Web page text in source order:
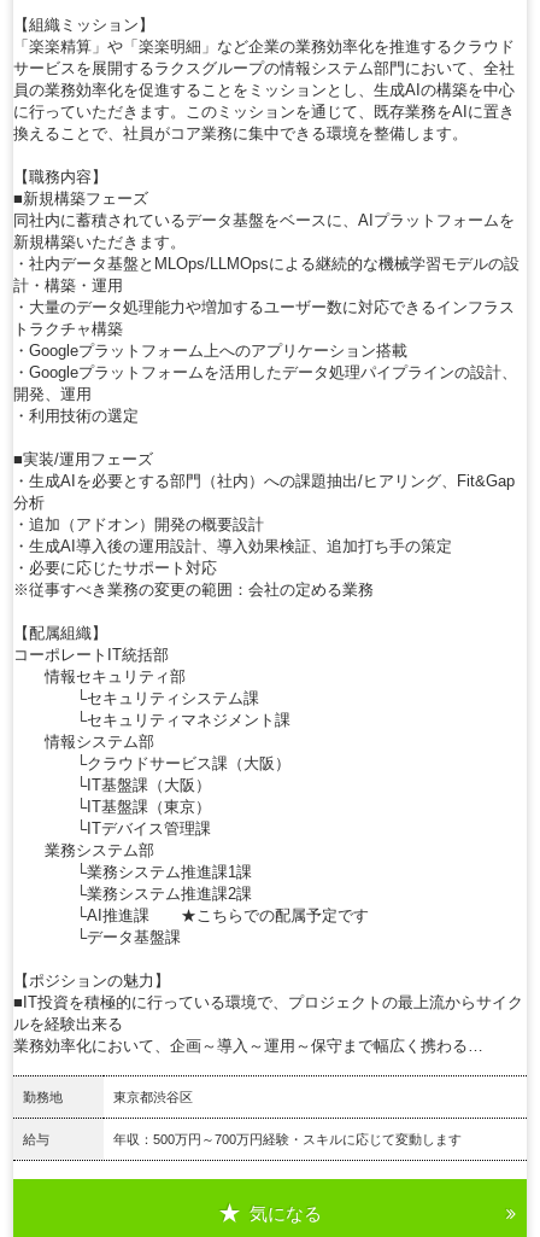
【組織ミッション】
「楽楽精算」や「楽楽明細」など企業の業務効率化を推進するクラウド
サービスを展開するラクスグループの情報システム部門において、全社
員の業務効率化を促進することをミッションとし、生成AIの構築を中心
に行っていただきます。このミッションを通じて、既存業務をAIに置き
換えることで、社員がコア業務に集中できる環境を整備します。
【職務内容】
■新規構築フェーズ
同社内に蓄積されているデータ基盤をベースに、AIプラットフォームを
新規構築いただきます。
・社内データ基盤とMLOps/LLMOpsによる継続的な機械学習モデルの設
計・構築・運用
・大量のデータ処理能力や増加するユーザー数に対応できるインフラス
トラクチャ構築
・Googleプラットフォーム上へのアプリケーション搭載
・Googleプラットフォームを活用したデータ処理パイプラインの設計、
開発、運用
・利用技術の選定
■実装/運用フェーズ
・生成AIを必要とする部門（社内）への課題抽出/ヒアリング、Fit&Gap
分析
・追加（アドオン）開発の概要設計
・生成AI導入後の運用設計、導入効果検証、追加打ち手の策定
・必要に応じたサポート対応
※従事すべき業務の変更の範囲：会社の定める業務
【配属組織】
コーポレートIT統括部
情報セキュリティ部
└セキュリティシステム課
└セキュリティマネジメント課
情報システム部
└クラウドサービス課（大阪）
└IT基盤課（大阪）
└IT基盤課（東京）
└ITデバイス管理課
業務システム部
└業務システム推進課1課
└業務システム推進課2課
└AI推進課 ★こちらでの配属予定です
└データ基盤課
【ポジションの魅力】
■IT投資を積極的に行っている環境で、プロジェクトの最上流からサイク
ルを経験出来る
業務効率化において、企画～導入～運用～保守まで幅広く携わる…
勤務地 東京都渋谷区
給与 年収：500万円～700万円経験・スキルに応じて変動します
気になる